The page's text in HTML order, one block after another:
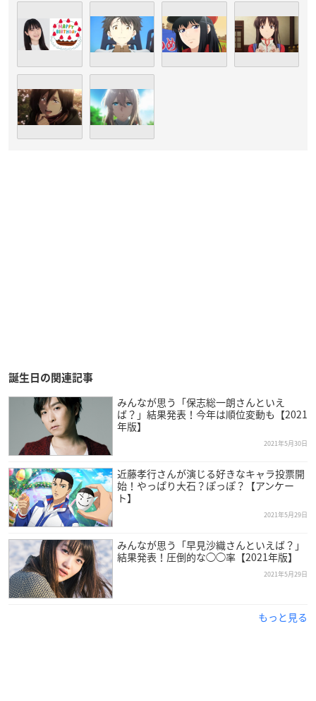
誕生日の関連記事
みんなが思う「保志総一朗さんといえ
ば？」結果発表！今年は順位変動も【2021
年版】
2021年5月30日
近藤孝行さんが演じる好きなキャラ投票開
始！やっぱり大石？ぽっぽ？【アンケー
ト】
2021年5月29日
みんなが思う「早見沙織さんといえば？」
結果発表！圧倒的な◯◯率【2021年版】
2021年5月29日
もっと見る